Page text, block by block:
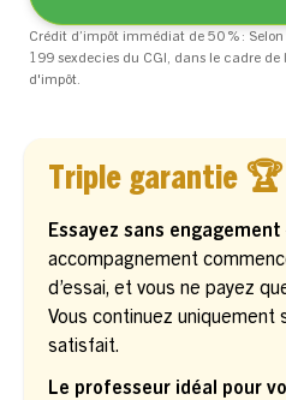
Crédit d’impôt immédiat de 50 % :
199 sexdecies du CGI, dans le cadre
d'impôt.
Triple garantie 🏆
Essayez sans engagement
accompagnement
d’essai, et vous ne payez
Vous continuez uniquement
satisfait.
Le professeur idéal pour